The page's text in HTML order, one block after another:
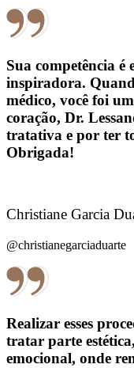
Sua competência é
inspiradora.
médico, você foi
coração, Dr.
tratativa e por ter
Obrigada!
Christiane Garcia
@christianegarciaduarte
Realizar esses
tratar parte
emocional, onde